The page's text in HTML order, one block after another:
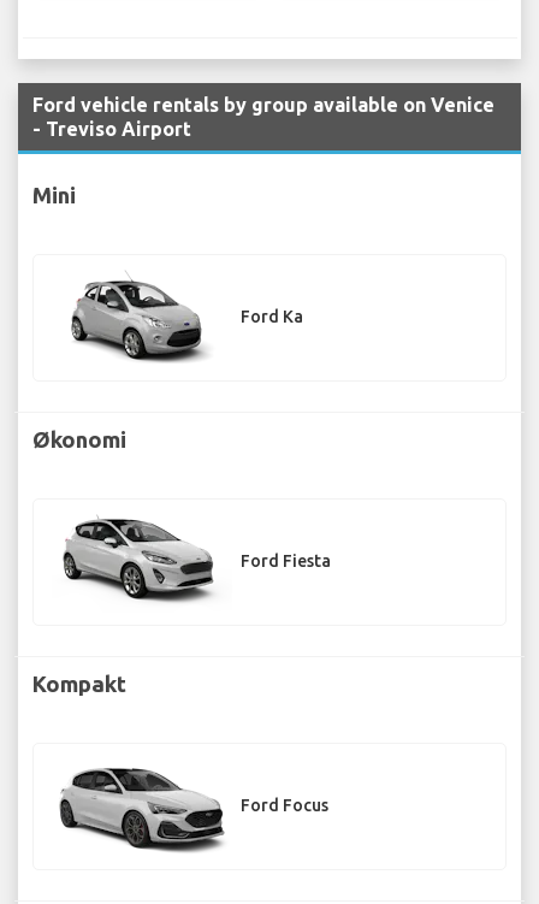
Ford vehicle rentals by group available on Venice
- Treviso Airport
Mini
Ford Ka
Økonomi
Ford Fiesta
Kompakt
Ford Focus